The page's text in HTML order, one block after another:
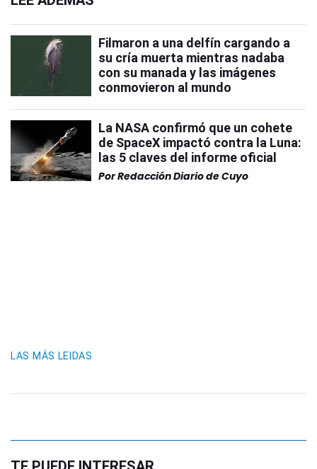
Filmaron a una delfín cargando a
su cría muerta mientras nadaba
con su manada y las imágenes
conmovieron al mundo
La NASA confirmó que un cohete
de SpaceX impactó contra la Luna:
las 5 claves del informe oficial
PorRedacción Diario de Cuyo
LAS MÁS LEIDAS